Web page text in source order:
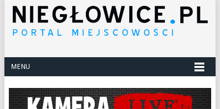
MENU